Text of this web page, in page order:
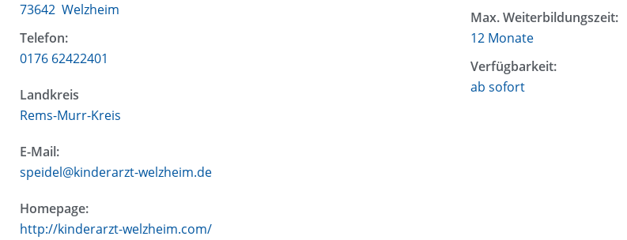
73642 Welzheim
Telefon:
0176 62422401
Landkreis
Rems-Murr-Kreis
E-Mail:
speidel@kinderarzt-welzheim.de
Homepage:
http://kinderarzt-welzheim.com/
Max. Weiterbildungszeit:
12 Monate
Verfügbarkeit:
ab sofort